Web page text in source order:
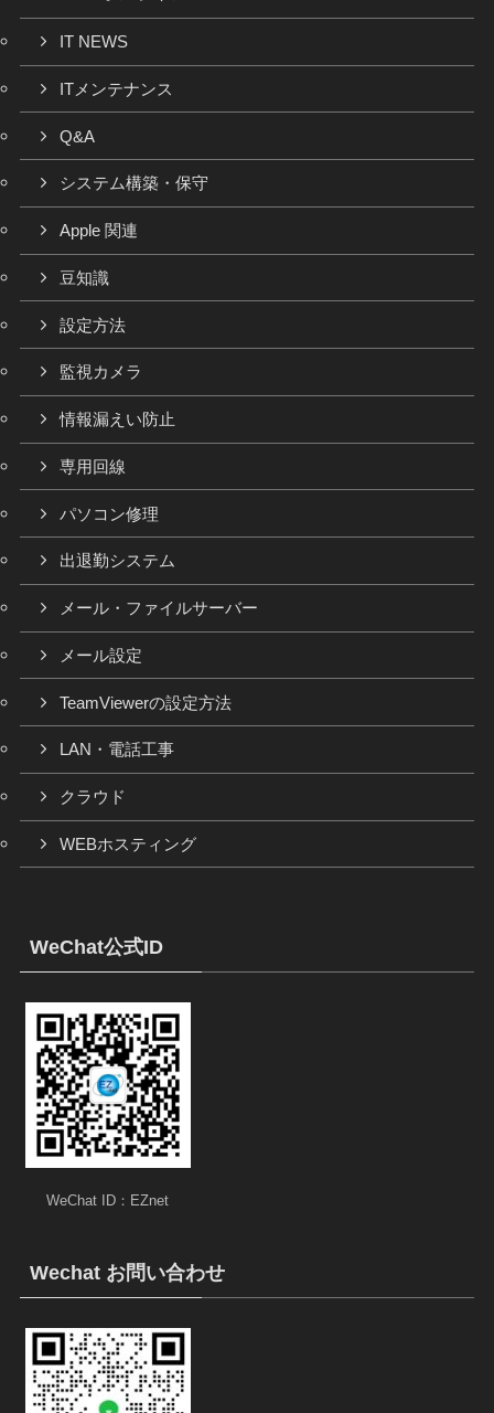
IT NEWS
ITメンテナンス
Q&A
システム構築・保守
Apple 関連
豆知識
設定方法
監視カメラ
情報漏えい防止
専用回線
パソコン修理
出退勤システム
メール・ファイルサーバー
メール設定
TeamViewerの設定方法
LAN・電話工事
クラウド
WEBホスティング
WeChat公式ID
WeChat ID：EZnet
Wechat お問い合わせ